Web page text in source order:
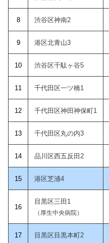
8 渋谷区神南2
9 港区北青山3
10 渋谷区千駄ヶ谷5
11 千代田区一ツ橋1
12 千代田区神田神保町1
13 千代田区丸の内3
14 品川区西五反田2
15 港区芝浦4
16
目黒区三田1
（厚生中央病院）
17 目黒区目黒本町2